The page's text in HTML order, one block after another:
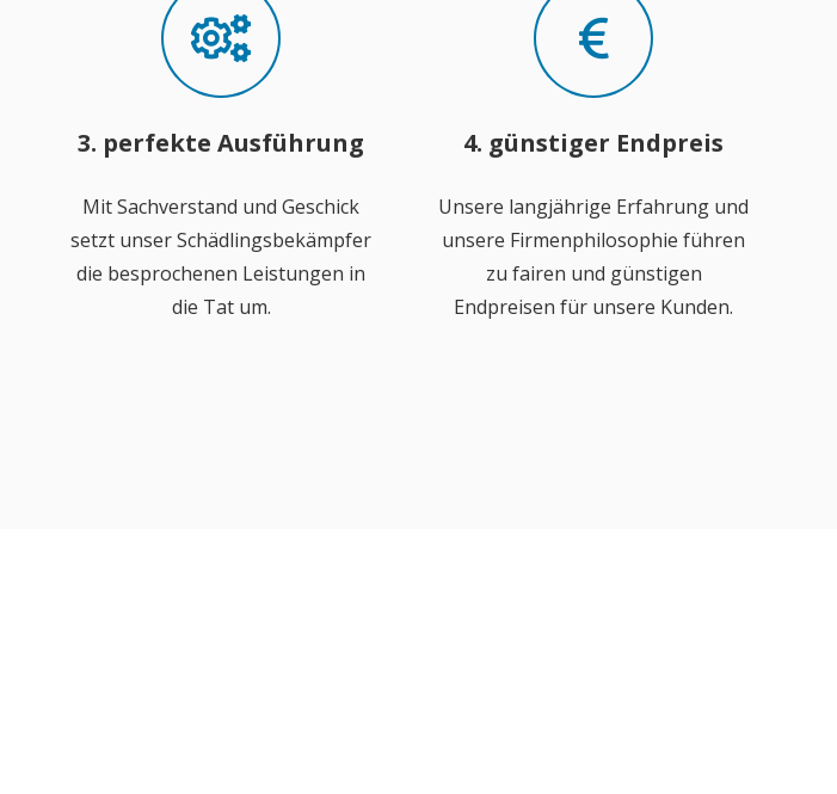
3. perfekte Ausführung
Mit Sachverstand und Geschick
setzt unser Schädlingsbekämpfer
die besprochenen Leistungen in
die Tat um.
4. günstiger Endpreis
Unsere langjährige Erfahrung und
unsere Firmenphilosophie führen
zu fairen und günstigen
Endpreisen für unsere Kunden.